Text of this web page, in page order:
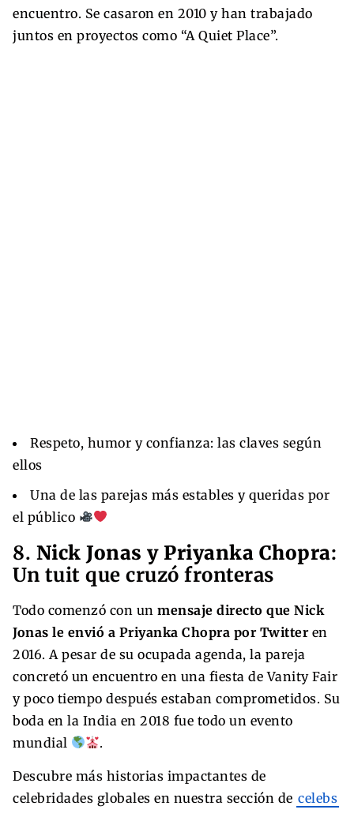
encuentro. Se casaron en 2010 y han trabajado
juntos en proyectos como “A Quiet Place”.
Respeto, humor y confianza: las claves según
ellos
Una de las parejas más estables y queridas por
el público
8. Nick Jonas y Priyanka Chopra:
Un tuit que cruzó fronteras
Todo comenzó con un mensaje directo que Nick
Jonas le envió a Priyanka Chopra por Twitteren
2016. A pesar de su ocupada agenda, la pareja
concretó un encuentro en una fiesta de Vanity Fair
y poco tiempo después estaban comprometidos. Su
boda en la India en 2018 fue todo un evento
mundial
.
Descubre más historias impactantes de
celebridades globales en nuestra sección de celebs